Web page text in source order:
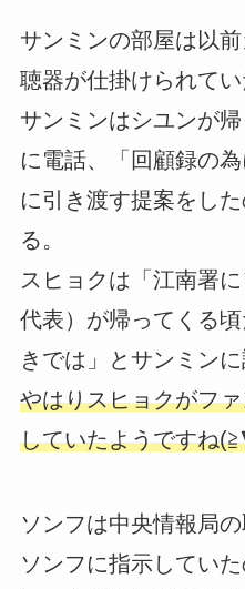
サンミンの部屋は以
聴器が仕掛けられてい
サンミンはシユンが
に電話、「回顧録の
に引き渡す提案をし
る。
スヒョクは「江南署
代表）が帰ってくる
きでは」とサンミンに
やはりスヒョクがフ
していたようですね
ソンフは中央情報局の
ソンフに指示してい